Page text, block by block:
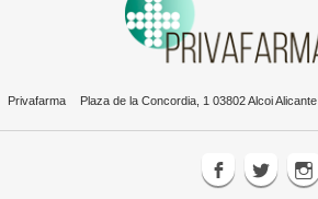
Privafarma Plaza de la Concordia, 1 03802 Alcoi Alicante